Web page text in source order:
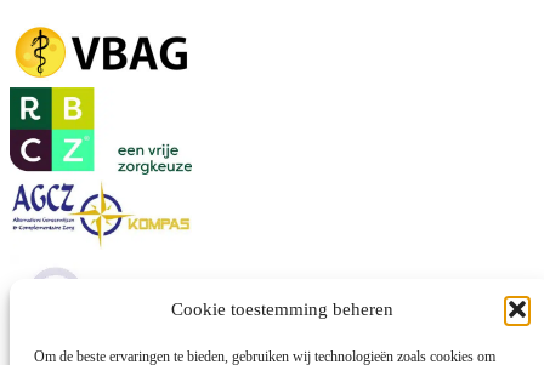
Cookie toestemming beheren
Om de beste ervaringen te bieden, gebruiken wij technologieën zoals cookies om